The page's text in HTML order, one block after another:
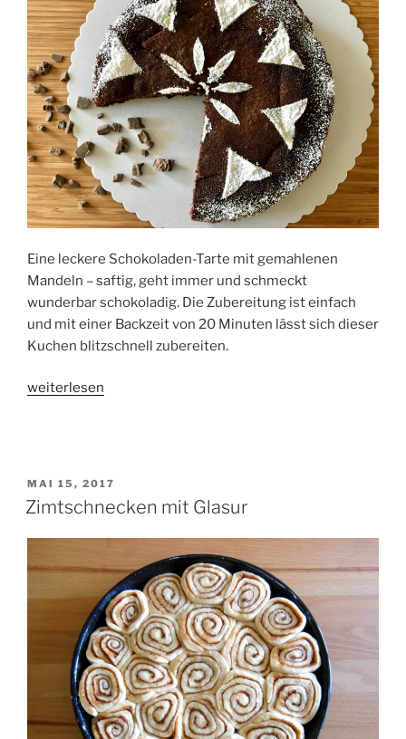
Eine leckere Schokoladen-Tarte mit gemahlenen
Mandeln – saftig, geht immer und schmeckt
wunderbar schokoladig. Die Zubereitung ist einfach
und mit einer Backzeit von 20 Minuten lässt sich dieser
Kuchen blitzschnell zubereiten.
„Tarte
weiterlesen
VERÖFFENTLICHT
AM
MAI 15, 2017
Zimtschnecken mit Glasur